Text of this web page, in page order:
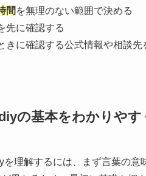
間 を無理のない範囲で決める
先に確認する
きに確認する公式情報や相談先
の基本をわかりやす
を理解するには、まず言葉の